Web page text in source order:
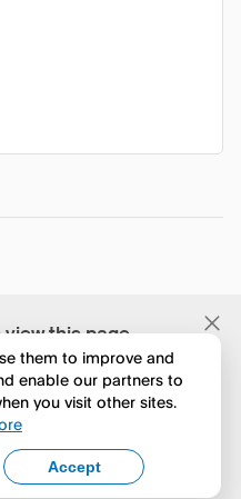
view this page
English
them to improve and
enable our partners to
you visit other sites.
Accept